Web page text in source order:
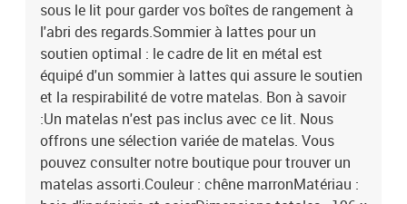
sous le lit pour garder vos boîtes de rangement à
l'abri des regards.Sommier à lattes pour un
soutien optimal : le cadre de lit en métal est
équipé d'un sommier à lattes qui assure le soutien
et la respirabilité de votre matelas. Bon à savoir
:Un matelas n'est pas inclus avec ce lit. Nous
offrons une sélection variée de matelas. Vous
pouvez consulter notre boutique pour trouver un
matelas assorti.Couleur : chêne marronMatériau :